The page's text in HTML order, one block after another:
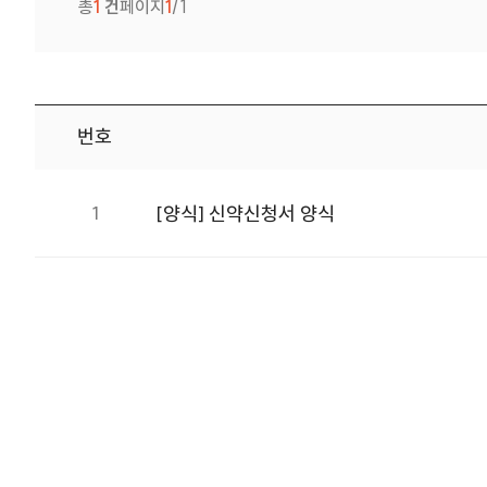
총1 건페이지 1 /1
번호
1 [양식] 신약신청서 양식